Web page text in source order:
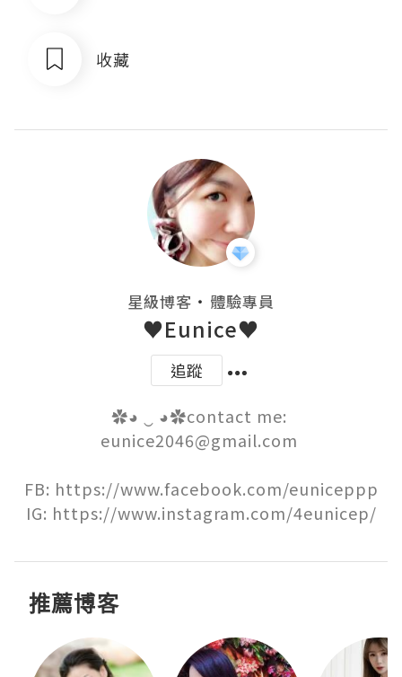
收藏
星級博客 ・ 體驗專員
♥Eunice♥
追蹤
✿◕ ‿ ◕✿contact me:
eunice2046@gmail.com
FB: https://www.facebook.com/euniceppp
IG: https://www.instagram.com/4eunicep/
推薦博客